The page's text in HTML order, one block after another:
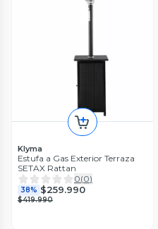
Klyma
Estufa a Gas Exterior Terraza
SETAX Rattan
0(0)
38% $259.990
$419.990